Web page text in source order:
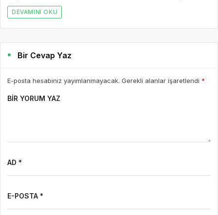
DEVAMINI OKU
Bir Cevap Yaz
E-posta hesabınız yayımlanmayacak. Gerekli alanlar işaretlendi *
BIR YORUM YAZ
AD *
E-POSTA *